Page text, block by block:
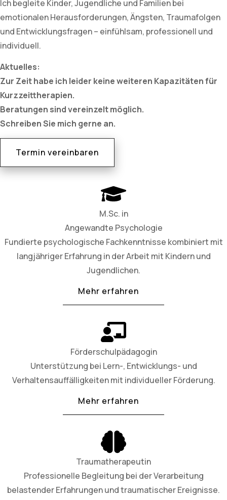
Ich begleite Kinder, Jugendliche und Familien bei
emotionalen Herausforderungen, Ängsten, Traumafolgen
und Entwicklungsfragen – einfühlsam, professionell und
individuell.
Aktuelles:
Zur Zeit habe ich leider keine weiteren Kapazitäten für
Kurzzeittherapien.
Beratungen sind vereinzelt möglich.
Schreiben Sie mich gerne an.
Termin vereinbaren
M.Sc. in
Angewandte Psychologie
Fundierte psychologische Fachkenntnisse kombiniert mit
langjähriger Erfahrung in der Arbeit mit Kindern und
Jugendlichen.
Mehr erfahren
Förderschulpädagogin
Unterstützung bei Lern-, Entwicklungs- und
Verhaltensauffälligkeiten mit individueller Förderung.
Mehr erfahren
Traumatherapeutin
Professionelle Begleitung bei der Verarbeitung
belastender Erfahrungen und traumatischer Ereignisse.